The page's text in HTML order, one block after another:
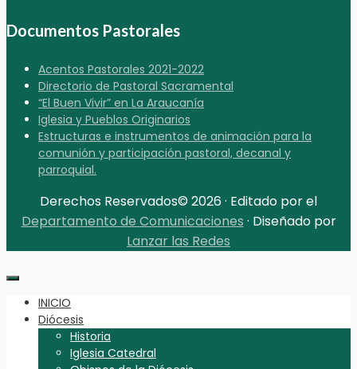
Documentos Pastorales
Acentos Pastorales 2021-2022
Directorio de Pastoral Sacramental
“El Buen Vivir” en La Araucanía
Iglesia y Pueblos Originarios
Estructuras e instrumentos de animación para la
comunión y participación pastoral, decanal y
parroquial.
Derechos Reservados© 2026 · Editado por el
Departamento de Comunicaciones · Diseñado por
Lanzar las Redes
INICIO
Diócesis
Historia
Iglesia Catedral